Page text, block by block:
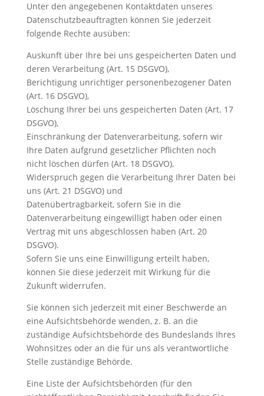
Unter den angegebenen Kontaktdaten unseres
Datenschutzbeauftragten können Sie jederzeit
folgende Rechte ausüben:
Auskunft über Ihre bei uns gespeicherten Daten und
deren Verarbeitung (Art. 15 DSGVO),
Berichtigung unrichtiger personenbezogener Daten
(Art. 16 DSGVO),
Löschung Ihrer bei uns gespeicherten Daten (Art. 17
DSGVO),
Einschränkung der Datenverarbeitung, sofern wir
Ihre Daten aufgrund gesetzlicher Pflichten noch
nicht löschen dürfen (Art. 18 DSGVO),
Widerspruch gegen die Verarbeitung Ihrer Daten bei
uns (Art. 21 DSGVO) und
Datenübertragbarkeit, sofern Sie in die
Datenverarbeitung eingewilligt haben oder einen
Vertrag mit uns abgeschlossen haben (Art. 20
DSGVO).
Sofern Sie uns eine Einwilligung erteilt haben,
können Sie diese jederzeit mit Wirkung für die
Zukunft widerrufen.
Sie können sich jederzeit mit einer Beschwerde an
eine Aufsichtsbehörde wenden, z. B. an die
zuständige Aufsichtsbehörde des Bundeslands Ihres
Wohnsitzes oder an die für uns als verantwortliche
Stelle zuständige Behörde.
Eine Liste der Aufsichtsbehörden (für den